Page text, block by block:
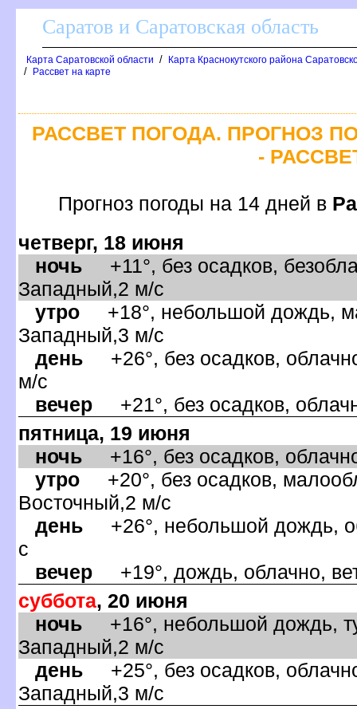
Саратов и Саратовская область
Карта Саратовской области / Карта Краснокутского района
/ Рассвет на карте
РАССВЕТ ПОГОДА. ПРОГНОЗ
-
Прогноз погоды на 14 дней
четверг, 18 июня
ночь +11°, без осадков,
Западный,2 м/с
утро +18°, небольшой дождь,
Западный,3 м/с
день +26°, без осадков,
м/с
ечер +21°, без осадков,
пятница, 19 июня
ночь +16°, без осадков,
утро +20°, без осадков,
осточный,2 м/с
день +26°, небольшой дождь,
с
ечер +19°, дождь, облачно,
суббота, 20 июня
ночь +16°, небольшой дождь,
Западный,2 м/с
день +25°, без осадков,
Западный,3 м/с